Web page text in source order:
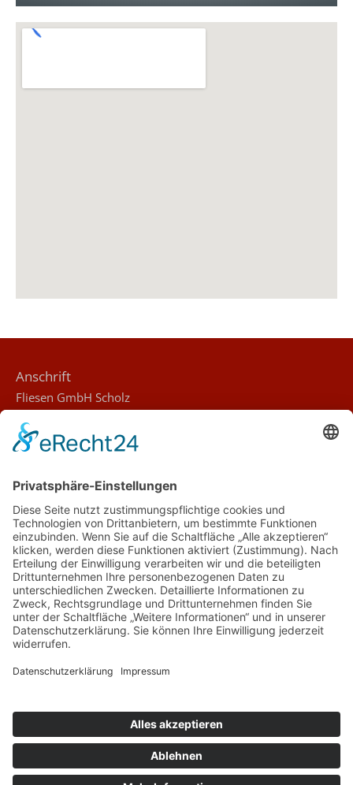
Anschrift
Fliesen GmbH Scholz
Herbert-Wehner-Str. 9
59174 Kamen
02307-60695
Fax: 02307-62012
E-Mail:info@fliesen-scholz.com
Öffnungszeiten
Montag – Donnerstag
10.00 – 12:30 Uhr
13.30 – 17.00 Uhr
Freitag:
10.00 – 14.00 Uhr
Impressum|Datenschutz|Webdesign